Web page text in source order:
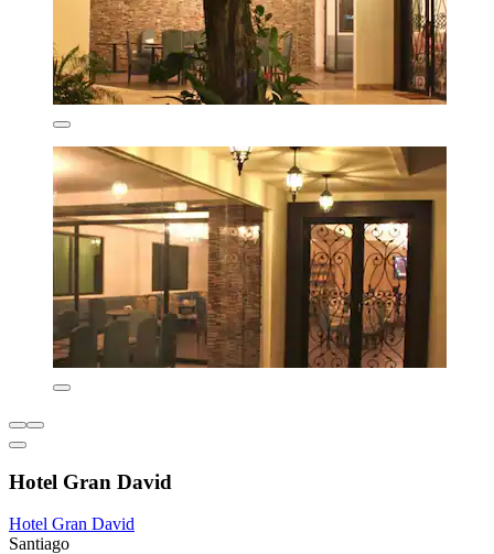
Hotel Gran David
Hotel Gran David
Santiago